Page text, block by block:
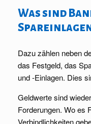
Was sind
Dazu zählen neben
das Festgeld, das
und -Einlagen. Dies
Geldwerte sind
Forderungen. Wo es
Verbindlichkeiten